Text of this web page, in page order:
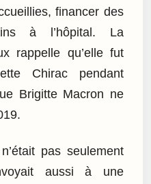
financer des
à l’hôpital. La
rappelle qu’elle fut
Chirac pendant
Brigitte Macron ne
pas seulement
aussi à une